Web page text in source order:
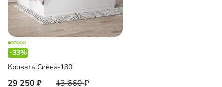
-33%
Кровать Сиена-180
29 250 43 660